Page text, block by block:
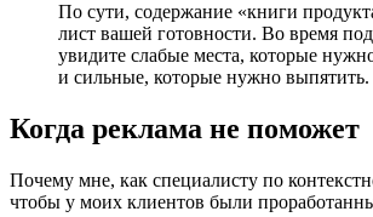
По сути, содержание «книги
лист вашей готовности. Во время
увидите слабые места, которые
и сильные, которые нужно выпятить.
Когда реклама не поможет
Почему мне, как специалисту по
чтобы у моих клиентов были